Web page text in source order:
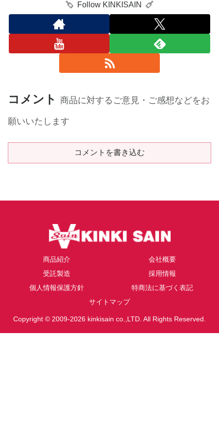
Follow KINKISAIN
コメント 商品に対するご意見・ご感想などをお
願いいたします
コメントを書き込む
商品紹介
会社概要
受託製造
採用情報
個人情報保護方針
特商法に基づく表記
サイトマップ
Copyright © 2009-2026 kinkisain co.,LTD. All Rights Reserved.